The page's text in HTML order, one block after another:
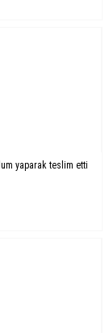
yaparak teslim etti